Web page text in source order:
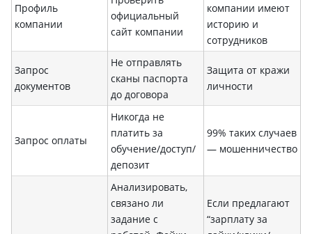
Профиль
компании
официальный
сайт компании
компании имеют
историю и
сотрудников
Запрос
документов
Не отправлять
сканы паспорта
до договора
Защита от кражи
личности
Запрос оплаты
Никогда не
платить за
обучение/доступ/
депозит
99% таких случаев
— мошенничество
Анализировать,
связано ли
задание с
Если предлагают
“зарплату за